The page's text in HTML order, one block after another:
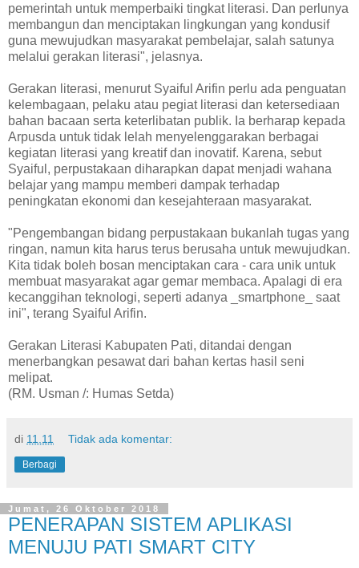
pemerintah untuk memperbaiki tingkat literasi. Dan perlunya
membangun dan menciptakan lingkungan yang kondusif
guna mewujudkan masyarakat pembelajar, salah satunya
melalui gerakan literasi", jelasnya.
Gerakan literasi, menurut Syaiful Arifin perlu ada penguatan
kelembagaan, pelaku atau pegiat literasi dan ketersediaan
bahan bacaan serta keterlibatan publik. Ia berharap kepada
Arpusda untuk tidak lelah menyelenggarakan berbagai
kegiatan literasi yang kreatif dan inovatif. Karena, sebut
Syaiful, perpustakaan diharapkan dapat menjadi wahana
belajar yang mampu memberi dampak terhadap
peningkatan ekonomi dan kesejahteraan masyarakat.
"Pengembangan bidang perpustakaan bukanlah tugas yang
ringan, namun kita harus terus berusaha untuk mewujudkan.
Kita tidak boleh bosan menciptakan cara - cara unik untuk
membuat masyarakat agar gemar membaca. Apalagi di era
kecanggihan teknologi, seperti adanya _smartphone_ saat
ini", terang Syaiful Arifin.
Gerakan Literasi Kabupaten Pati, ditandai dengan
menerbangkan pesawat dari bahan kertas hasil seni
melipat.
(RM. Usman /: Humas Setda)
di 11.11 Tidak ada komentar:
Berbagi
Jumat, 26 Oktober 2018
PENERAPAN SISTEM APLIKASI
MENUJU PATI SMART CITY